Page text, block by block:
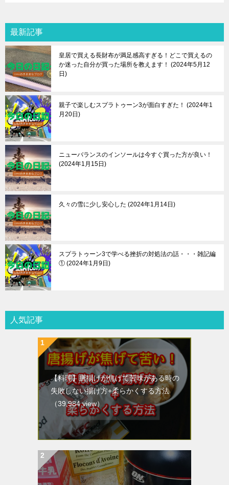
最新記事
皇居で買える長財布が満足感高すぎる！どこで買えるの
か迷った自分が買った場所を教えます！
2024年5月12
日
親子で楽しむスプラトゥーン3が面白すぎた！
2024年1
月20日
ニューバランスのインソールは今すぐ買った方が良い！
2024年1月15日
久々の雪に少し安心した 2024年1月14日
スプラトゥーン3で学べる挫折の対処法の話・・・雑記編
① 2024年1月9日
人気記事
【料理】唐揚げが焦げて苦味がある時の
失敗しない揚げ方+柔らかくする方法
（39,984 view）